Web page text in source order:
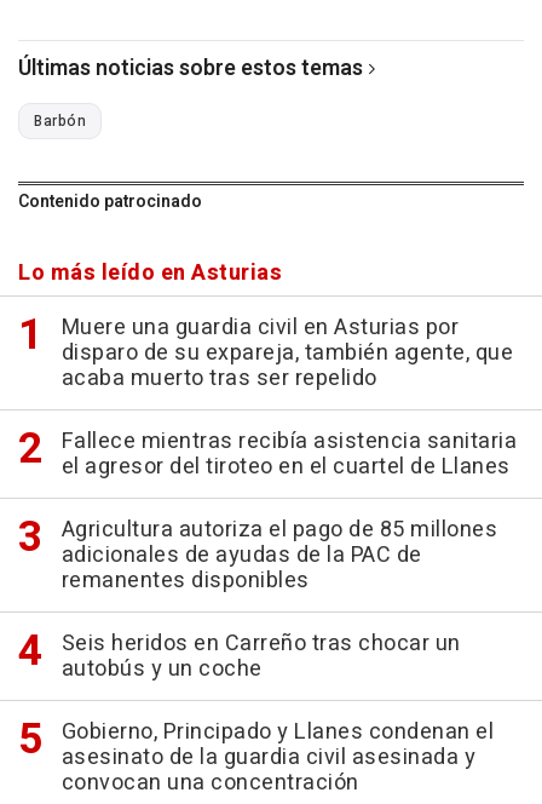
Últimas noticias sobre estos temas
Barbón
Contenido patrocinado
Lo más leído en Asturias
Muere una guardia civil en Asturias por
disparo de su expareja, también agente, que
acaba muerto tras ser repelido
Fallece mientras recibía asistencia sanitaria
el agresor del tiroteo en el cuartel de Llanes
Agricultura autoriza el pago de 85 millones
adicionales de ayudas de la PAC de
remanentes disponibles
Seis heridos en Carreño tras chocar un
autobús y un coche
Gobierno, Principado y Llanes condenan el
asesinato de la guardia civil asesinada y
convocan una concentración